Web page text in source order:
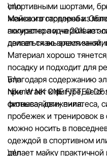
Наша команда регулярно
сайте, чтобы
ошибки в кратчайшие
спортивными шортами,
женского гардероба.
аккуратно подчеркивает
двигаться во время
\n\n
Майка изготовлена из
полиэстера и на 20% из
делает ткань
Материал хорошо
посадку и подходит для
Благодаря содержанию
прилегает к фигуре, не
сковывая движения.
\n\n
Nike W NK ONE FITTED
фитнеса, йоги, пилатеса,
пробежек и тренировок в
можно носить в
одеждой в спортивном
делает майку практичной
\n\n